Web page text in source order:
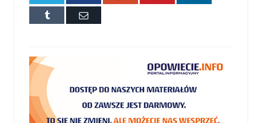
Tumblr
E-